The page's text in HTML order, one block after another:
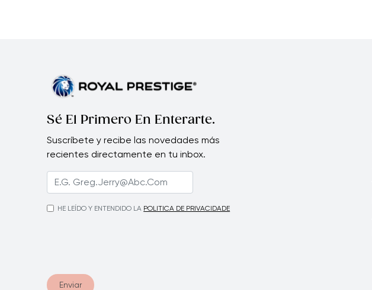
Sé El Primero En Enterarte.
Suscríbete y recibe las novedades más
recientes directamente en tu inbox.
HE LEÍDO Y ENTENDIDO LA POLITICA DE PRIVACIDADE
Enviar